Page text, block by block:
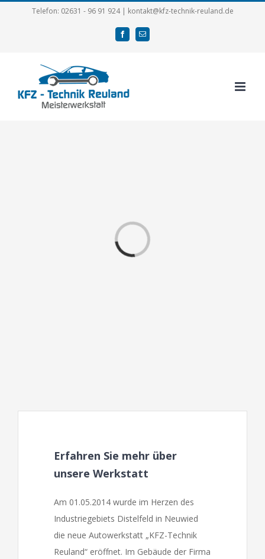
Telefon: 02631 - 96 91 924 | kontakt@kfz-technik-reuland.de
facebookE-
Mail
Laden...
Erfahren Sie mehr über
unsere Werkstatt
Am 01.05.2014 wurde im Herzen des
Industriegebiets Distelfeld in Neuwied
die neue Autowerkstatt „KFZ-Technik
Reuland“ eröffnet. Im Gebäude der Firma